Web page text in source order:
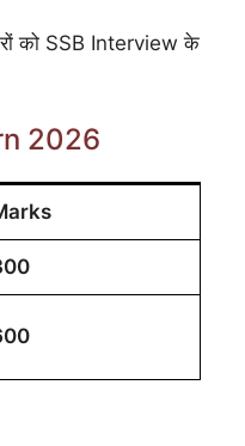
को SSB Interview के
2026